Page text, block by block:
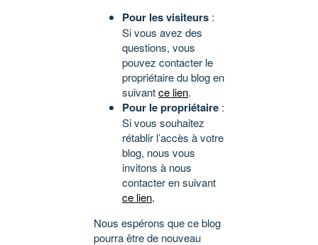
Pour les visiteurs :
Si vous avez des
questions, vous
pouvez contacter le
propriétaire du blog en
suivantce lien.
Pour le propriétaire :
Si vous souhaitez
rétablir l’accès à votre
blog, nous vous
invitons à nous
contacter en suivant
ce lien.
Nous espérons que ce blog
pourra être de nouveau